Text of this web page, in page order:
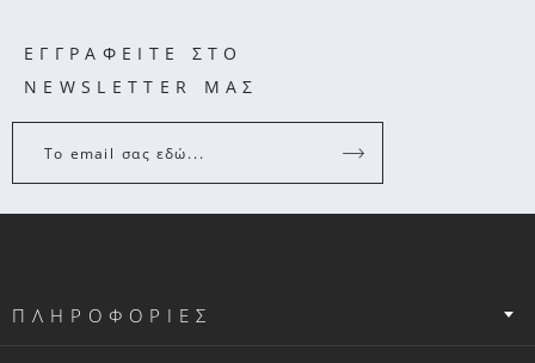
ΕΓΓΡΑΦΕΙΤΕ ΣΤΟ
NEWSLETTER ΜΑΣ
Το email σας εδώ...
ΠΛΗΡΟΦΟΡΙΕΣ